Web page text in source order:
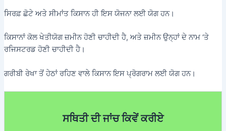
ਸਿਰਫ਼ ਛੋਟੇ ਅਤੇ ਸੀਮਾਂਤ ਕਿਸਾਨ ਹੀ ਇਸ ਯੋਜਨਾ ਲਈ ਯੋਗ ਹਨ।
ਕਿਸਾਨਾਂ ਕੋਲ ਖੇਤੀਯੋਗ ਜ਼ਮੀਨ ਹੋਣੀ ਚਾਹੀਦੀ ਹੈ, ਅਤੇ ਜ਼ਮੀਨ ਉਨ੍ਹਾਂ ਦੇ ਨਾਮ ‘ਤੇ
ਰਜਿਸਟਰਡ ਹੋਣੀ ਚਾਹੀਦੀ ਹੈ।
ਗਰੀਬੀ ਰੇਖਾ ਤੋਂ ਹੇਠਾਂ ਰਹਿਣ ਵਾਲੇ ਕਿਸਾਨ ਇਸ ਪ੍ਰੋਗਰਾਮ ਲਈ ਯੋਗ ਹਨ।
ਸਥਿਤੀ ਦੀ ਜਾਂਚ ਕਿਵੇਂ ਕਰੀਏ